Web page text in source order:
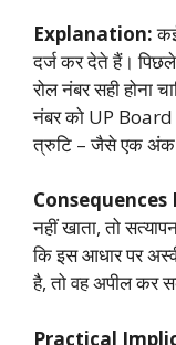
Explanation:
दर्ज कर देते हैं।
रोल नंबर सही होना
नंबर को UP Board
त्रुटि – जैसे एक अंक
नहीं खाता, तो
कि इस आधार पर
है, तो वह अपील कर
Practical